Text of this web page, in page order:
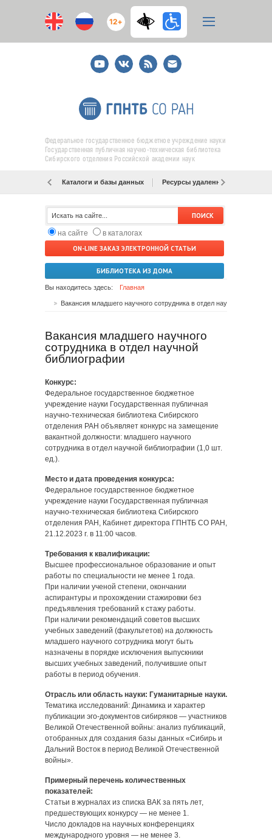
12+
YoutubeВКонтакте
RSS
E-
mail
подписка
Федеральное государственное бюджетное учреждение науки
Государственная публичная научно-техническая библиотека
Сибирского отделения Российской академии наук
Каталоги и базы данных Ресурсы удаленного доступа
на сайте
в каталогах
ON-LINE ЗАКАЗ ЭЛЕКТРОННОЙ СТАТЬИ
БИБЛИОТЕКА ИЗ ДОМА
Вы находитесь здесь: Главная
Вакансия младшего научного
сотрудника в отдел научной
библиографии
Конкурс:
Федеральное государственное бюджетное
учреждение науки Государственная публичная
научно-техническая библиотека Сибирского
отделения РАН объявляет конкурс на замещение
вакантной должности: младшего научного
сотрудника в отдел научной библиографии (1,0 шт.
ед.).
Место и дата проведения конкурса:
Федеральное государственное бюджетное
учреждение науки Государственная публичная
научно-техническая библиотека Сибирского
отделения РАН, Кабинет директора ГПНТБ СО РАН,
21.12.2023 г. в 11:00 часов.
Требования к квалификации:
Высшее профессиональное образование и опыт
работы по специальности не менее 1 года.
При наличии ученой степени, окончании
аспирантуры и прохождении стажировки без
предъявления требований к стажу работы.
При наличии рекомендаций советов высших
учебных заведений (факультетов) на должность
младшего научного сотрудника могут быть
назначены в порядке исключения выпускники
высших учебных заведений, получившие опыт
работы в период обучения.
Отрасль или область науки: Гуманитарные науки.
Тематика исследований: Динамика и характер
публикации эго-документов сибиряков — участников
Великой Отечественной войны: анализ публикаций,
отобранных для создания базы данных «Сибирь и
Дальний Восток в период Великой Отечественной
войны».
Примерный перечень количественных
показателей:
Статьи в журналах из списка ВАК за пять лет,
предшествующих конкурсу — не менее 1.
Число докладов на научных конференциях
международного уровня — не менее 3.